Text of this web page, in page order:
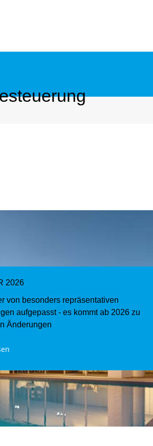
2026
von besonders repräsentativen
aufgepasst - es kommt ab 2026 zu
Änderungen